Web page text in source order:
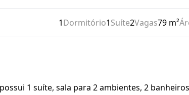
1Dormitório1Suíte2Vagas79 m²
1 suíte, sala para 2 ambientes, 2